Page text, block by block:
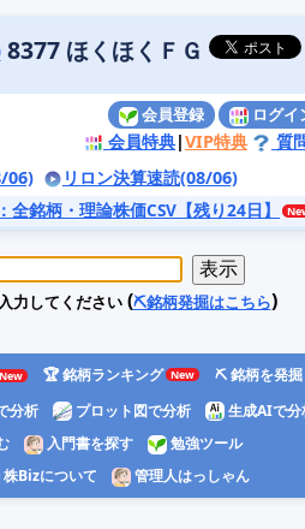
8377 ほくほくＦＧ
会員登録 ログイ
会員特典|VIP特典
質
06)
リロン決算速読(08/06)
：全銘柄・理論株価CSV【残り24日】
力してください(⛏️銘柄発掘はこちら)
🏆 銘柄ランキング
⛏️ 銘柄を発掘
分析 プロット図で分析
生成AIで分
入門書を探す
勉強ツール
株Bizについて 管理人はっしゃん